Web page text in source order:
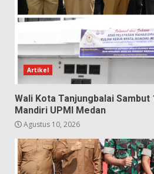
Artikel
Wali Kota Tanjungbalai Sambut
Mandiri UPMI Medan
Agustus 10, 2026